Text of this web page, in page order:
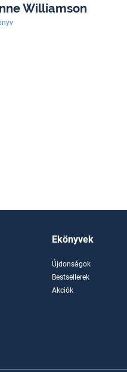
Williamson
Ekönyvek
Újdonságok
Bestsellerek
Akciók